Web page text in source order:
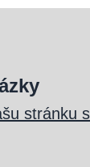
stránku